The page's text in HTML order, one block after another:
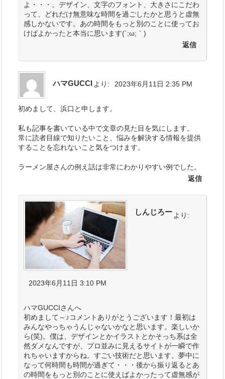
よ・・・。デザイン、文字のフォント、大きさにこだわ
って、どれだけ無意味な時間を過ごしたかと思うと虚無
感しかないです。あの時間をもっと別のことに使ってお
けばよかったと本当に思います(´;ω;｀)
返信
ハマGUCCI より: 2023年6月11日 2:35 PM
初めまして、浜口と申します。
私も記事を書いている中で文章の見た目を気にします。
常に読者目線で知りたいこと、悩みを解決する情報を提供
することを忘れないこと気をつけます。
ラーメン屋さんの例え話は非常にわかりやすい例でした。
返信
しんじろー より:
2023年6月11日 3:10 PM
ハマGUCCIさんへ
初めまして～♪コメントありがとうございます！最初は
みんなやっちゃうんじゃないかなと思います。楽しいか
ら(笑)。僕は、デザインとかイラストとかそっち系は全
然ダメなんですが、プロ並みに見えるサイトが一瞬で作
れちゃいますからね。すごい技術だと思います。夢中に
なって何時間も時間が過ぎて・・・後から振り返るとあ
の時間をもっと別のことに使えばよかったって虚無感が